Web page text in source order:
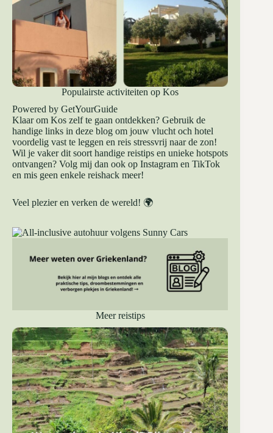
Populairste activiteiten op Kos
Powered by GetYourGuide
Klaar om Kos zelf te gaan ontdekken? Gebruik de
handige links in deze blog om jouw vlucht och hotel
voordelig vast te leggen en reis stressvrij naar de zon!
Wil je vaker dit soort handige reistips en unieke hotspots
ontvangen? Volg mij dan ook op Instagram en TikTok
en mis geen enkele reishack meer!
Veel plezier en verken de wereld! 🌍
Meer reistips